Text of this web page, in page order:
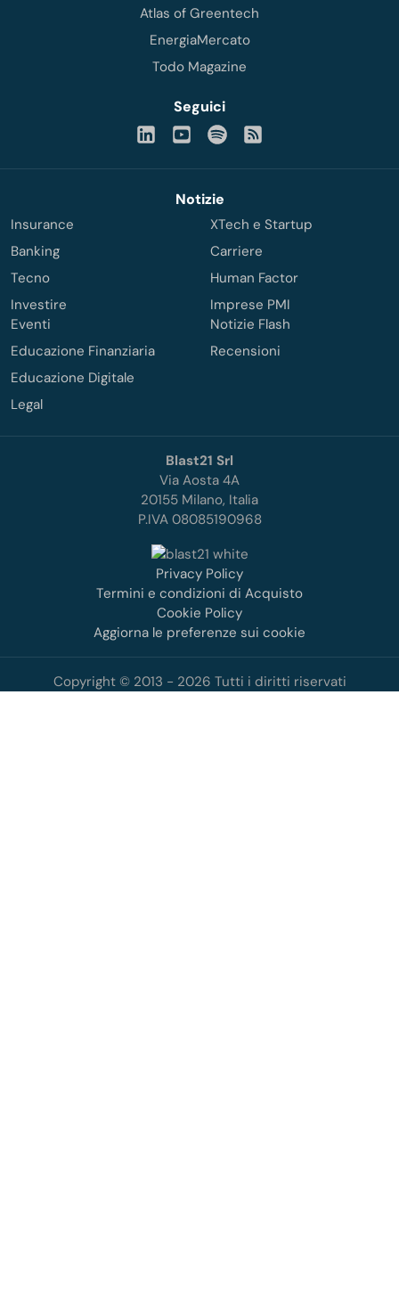
Atlas of Greentech
EnergiaMercato
Todo Magazine
Seguici
Notizie
Insurance
Banking
Tecno
Investire
XTech e Startup
Carriere
Human Factor
Imprese PMI
Eventi
Educazione Finanziaria
Educazione Digitale
Legal
Notizie Flash
Recensioni
Blast21 Srl
Via Aosta 4A
20155 Milano, Italia
P.IVA 08085190968
Privacy Policy
Termini e condizioni di Acquisto
Cookie Policy
Aggiorna le preferenze sui cookie
Copyright © 2013 - 2026 Tutti i diritti riservati